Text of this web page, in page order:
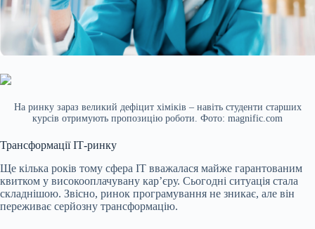
На ринку зараз великий дефіцит хіміків – навіть студенти старших
курсів отримують пропозицію роботи. Фото: magnific.com
Трансформації ІТ-ринку
Ще кілька років тому сфера IT вважалася майже гарантованим
квитком у високооплачувану кар’єру. Сьогодні ситуація стала
складнішою. Звісно, ринок програмування не зникає, але він
переживає серйозну трансформацію.